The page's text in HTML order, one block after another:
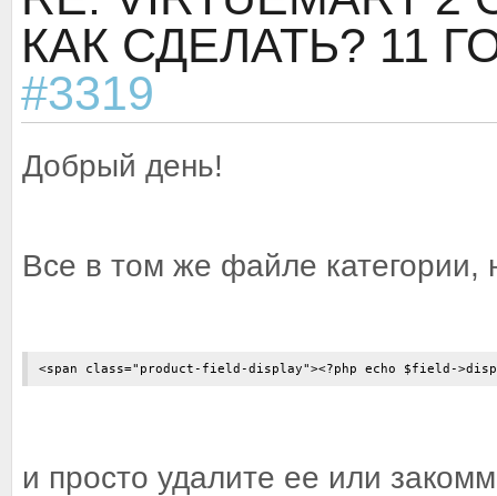
КАК СДЕЛАТЬ? 11
#3319
Добрый день!
Все в том же файле категории,
<span class="product-field-display"><?php echo $field-
и просто удалите ее или